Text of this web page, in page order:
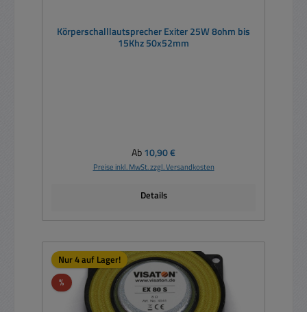
Körperschalllautsprecher Exiter 25W 8ohm bis
15Khz 50x52mm
Regulärer Preis:
Ab10,90 €
Preise inkl. MwSt. zzgl. Versandkosten
Details
Nur 4 auf Lager!
%Rabatt